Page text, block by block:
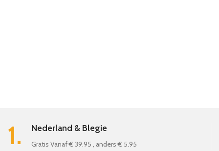
1. Nederland & Blegie
Gratis Vanaf € 39.95 , anders € 5.95